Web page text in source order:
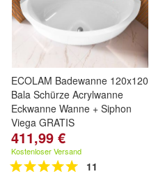
ECOLAM Badewanne 120x120
Bala Schürze Acrylwanne
Eckwanne Wanne + Siphon
Viega GRATIS
411,99 €
Kostenloser Versand
11